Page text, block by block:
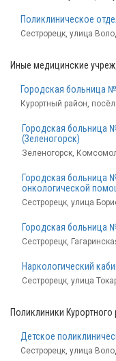
Поликлиническое
Сестрорецк, улица
Иные медицинские
Городская больница
Курортный район,
Городская больница
(Зеленогорск)
Зеленогорск,
Городская больница
онкологической
Сестрорецк, улица
Городская больница
Сестрорецк,
Наркологический
Сестрорецк, улица
Поликлиники Курортного
Детское
Сестрорецк, улица